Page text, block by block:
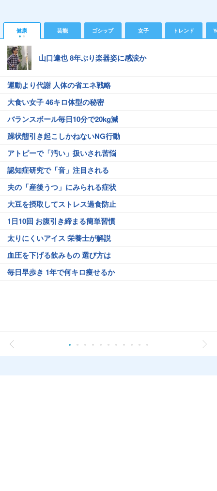
健康 芸能 ゴシップ 女子 トレンド
山口達也 8年ぶり楽器姿に感涙か
運動より代謝 人体の省エネ戦略
大食い女子 46キロ体型の秘密
バランスボール毎日10分で20kg減
躁状態引き起こしかねないNG行動
アトピーで「汚い」扱いされ苦悩
認知症研究で「音」注目される
夫の「産後うつ」にみられる症状
大豆を摂取してストレス過食防止
1日10回 お腹引き締まる簡単習慣
太りにくいアイス 栄養士が解説
血圧を下げる飲みもの 選び方は
毎日早歩き 1年で何キロ痩せるか